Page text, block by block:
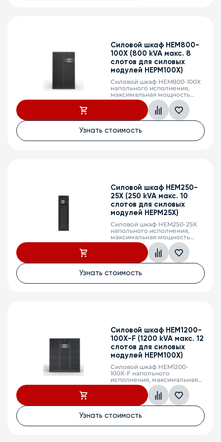
Силовой шкаф HEM800-
100X (800 kVA макс. 8
слотов для силовых
модулей HEPM100X)
Силовой шкаф HEM800-100X
напольного исполнения,
максимальная мощность
800кВА/800кВт, фаза 3:3 (8
слотов для силовых модулей
HEPM100X или HEPM100X-Е),
без встроенных АКБ,
95,7А, напряжение АКБ ±180-
288 VDC (30-32 derate 0,7; 34-
Узнать стоимость
Силовой шкаф HEM250-
25X (250 kVA макс. 10
слотов для силовых
модулей HEPM25X)
Силовой шкаф HEM250-25X
напольного исполнения,
максимальная мощность
250кВА/225кВт, фаза 3:3 (10
слотов для силовых модулей
HEPM25X), без встроенных
АКБ, максимальный ток
АКБ ±216/228/240/252/264 VDC
(36/38/40/42/44 АКБ),
Узнать стоимость
Силовой шкаф HEM1200-
100X-F (1200 kVA макс. 12
слотов для силовых
модулей HEPM100X)
Силовой шкаф HEM1200-
100X-F напольного
исполнения, максимальная
мощность 1000кВА/1000кВт,
фаза 3:3 (10 слотов для
силовых модулей HEPM100X
или HEPM100X-Е), без
максимальный ток заряда
95,7А, напряжение АКБ ±180-
Узнать стоимость